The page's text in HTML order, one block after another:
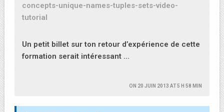
concepts-unique-names-tuples-sets-video-
tutorial
Un petit billet sur ton retour d’expérience de cette
formation serait intéressant …
ON 20 JUIN 2013 AT 5 H 58 MIN